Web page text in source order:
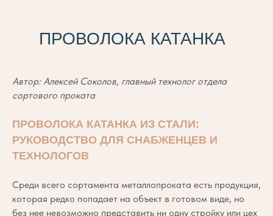
ПРОВОЛОКА КАТАНКА
Автор: Алексей Соколов, главный технолог отдела
сортового проката
ПРОВОЛОКА КАТАНКА ИЗ СТАЛИ:
РУКОВОДСТВО ДЛЯ СНАБЖЕНЦЕВ И
ТЕХНОЛОГОВ
Среди всего сортамента металлопроката есть продукция,
которая редко попадает на объект в готовом виде, но
без нее невозможно представить ни одну стройку или цех